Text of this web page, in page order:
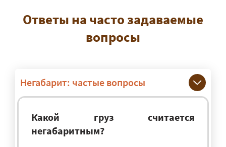
Ответы на часто задаваемые
вопросы
Негабарит: частые вопросы
Какой груз считается
негабаритным?